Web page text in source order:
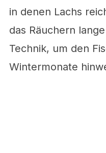
in denen Lachs
das Räuchern
Technik, um den
Wintermonate